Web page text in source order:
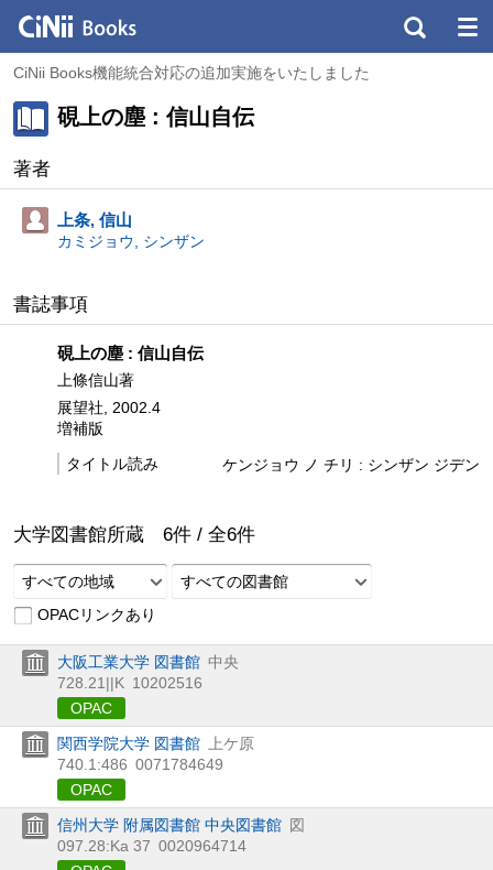
CiNii Books機能統合対応の追加実施をいたしました
硯上の塵 : 信山自伝
著者
上条, 信山
カミジョウ, シンザン
書誌事項
硯上の塵 : 信山自伝
上條信山著
展望社, 2002.4
増補版
タイトル読み
ケンジョウ ノ チリ : シンザン ジデン
大学図書館所蔵 6件 / 全6件
すべての地域
すべての図書館
OPACリンクあり
大阪工業大学 図書館 中央
728.21||K 10202516
OPAC
関西学院大学 図書館
上ケ原
740.1:486 0071784649
OPAC
信州大学 附属図書館 中央図書館 図
097.28:Ka 37 0020964714